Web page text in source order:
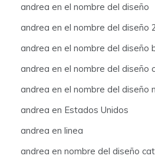
andrea en el nombre del diseño
andrea en el nombre del diseño
andrea en el nombre del diseño
andrea en el nombre del diseño
andrea en el nombre del diseño
andrea en Estados Unidos
andrea en linea
andrea en nombre del diseño